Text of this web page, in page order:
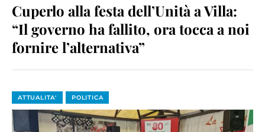
Cuperlo alla festa dell’Unità a Villa:
“Il governo ha fallito, ora tocca a noi
fornire l’alternativa”
ATTUALITA' POLITICA